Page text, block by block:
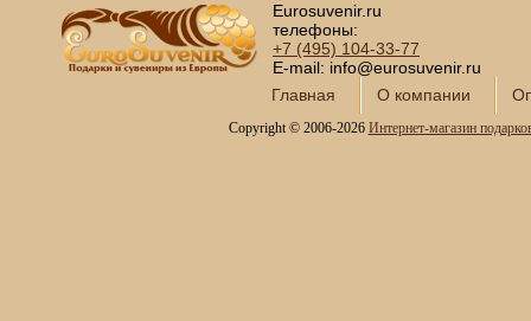
Eurosuvenir.ru
телефоны:
+7 (495) 104-33-77
E-mail: info@eurosuvenir.ru
Главная
О компании
Copyright © 2006-2026 Интернет-магазин